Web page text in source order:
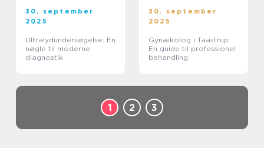
30. september
2025
Ultralydundersøgelse: En
nøgle til moderne
diagnostik
30. september
2025
Gynækolog i Taastrup:
En guide til professionel
behandling
1 2 3